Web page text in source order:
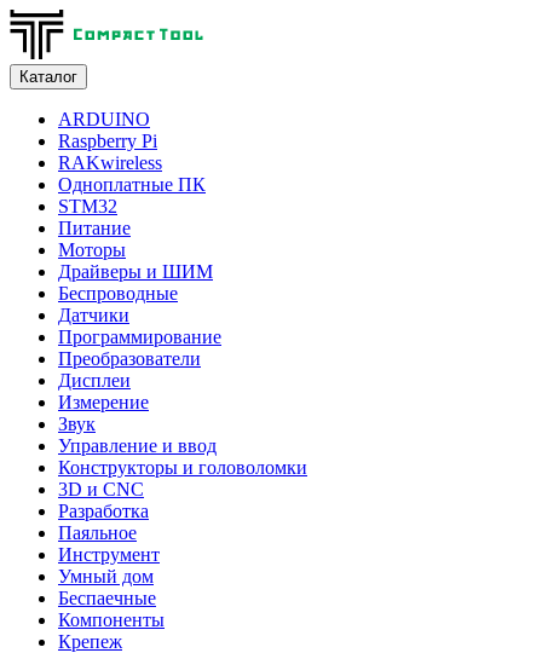
Каталог
ARDUINO
Raspberry Pi
RAKwireless
Одноплатные ПК
STM32
Питание
Моторы
Драйверы и ШИМ
Беспроводные
Датчики
Программирование
Преобразователи
Дисплеи
Измерение
Звук
Управление и ввод
Конструкторы и головоломки
3D и CNC
Разработка
Паяльное
Инструмент
Умный дом
Беспаечные
Компоненты
Крепеж